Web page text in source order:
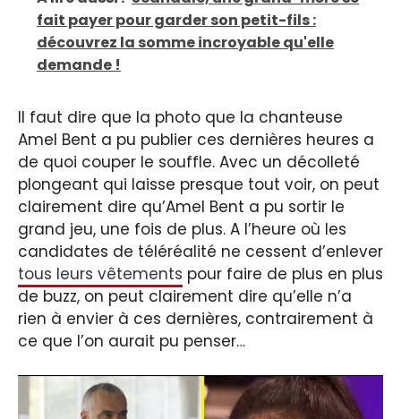
fait payer pour garder son petit-fils :
découvrez la somme incroyable qu'elle
demande !
Il faut dire que la photo que la chanteuse
Amel Bent a pu publier ces dernières heures a
de quoi couper le souffle. Avec un décolleté
plongeant qui laisse presque tout voir, on peut
clairement dire qu’Amel Bent a pu sortir le
grand jeu, une fois de plus. A l’heure où les
candidates de téléréalité ne cessent d’enlever
tous leurs vêtements pour faire de plus en plus
de buzz, on peut clairement dire qu’elle n’a
rien à envier à ces dernières, contrairement à
ce que l’on aurait pu penser…